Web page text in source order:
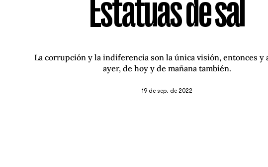
Estatuas de sal
La corrupción y la indiferencia son la única visión, entonces y
ayer, de hoy y de mañana también.
19 de sep. de 2022